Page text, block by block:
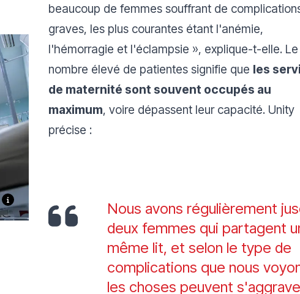
beaucoup de femmes souffrant de
graves, les plus courantes étant l'anémie,
l'hémorragie et l'éclampsie », explique-t-elle. Le
nombre élevé de patientes signifie que les
de maternité sont souvent occupés au
maximum, voire dépassent leur capacité. Unity
précise :
Nous avons régulièrement
deux femmes qui partagent
même lit, et selon le type de
complications que nous
les choses peuvent